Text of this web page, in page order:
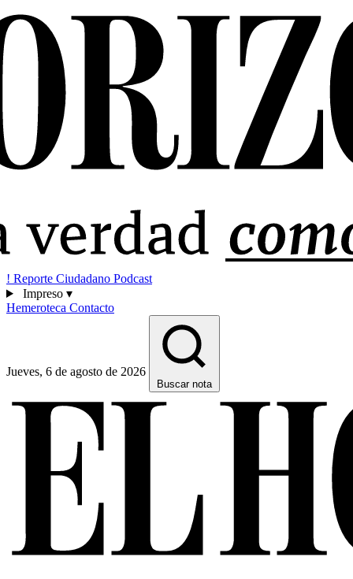
! Reporte Ciudadano Podcast
Impreso ▾
Hemeroteca Contacto
Jueves, 6 de agosto de 2026
Buscar nota